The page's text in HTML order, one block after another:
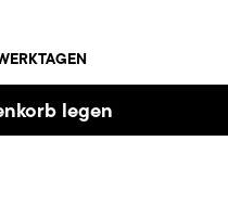
legen